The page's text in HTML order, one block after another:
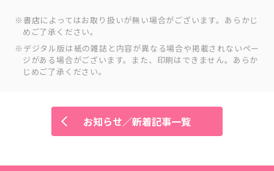
書店によってはお取り扱いが無い場合がございます。あらかじ
めご了承ください。
デジタル版は紙の雑誌と内容が異なる場合や掲載されないペー
ジがある場合がございます。また、印刷はできません。あらか
じめご了承ください。
お知らせ／新着記事一覧